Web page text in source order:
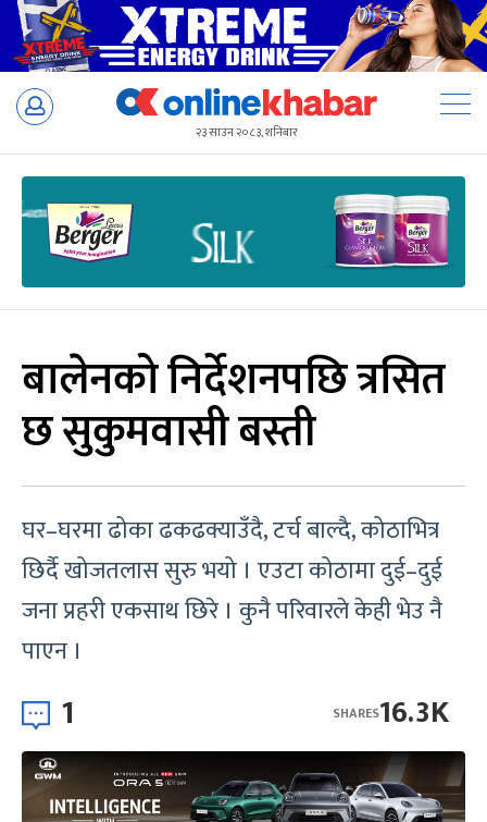
Skip
२३ साउन २०८३, शनिबार
बालेनको निर्देशनपछि त्रसित
छ सुकुमवासी बस्ती
घर–घरमा ढोका ढकढक्याउँदै, टर्च बाल्दै, कोठाभित्र
छिर्दै खोजतलास सुरु भयो । एउटा कोठामा दुई–दुई
जना प्रहरी एकसाथ छिरे । कुनै परिवारले केही भेउ नै
पाएन ।
1 16.3K
SHARES